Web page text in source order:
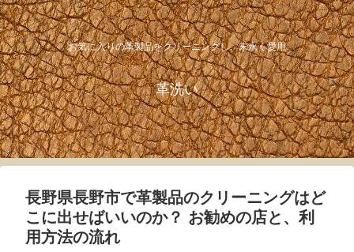
お気に入りの革製品をクリーニングし、末永く愛用
革洗い
長野県長野市で革製品のクリーニングはど
こに出せばいいのか？ お勧めの店と、利
用方法の流れ